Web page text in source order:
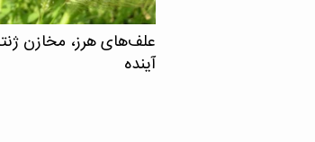
علف‌های هرز، مخازن
آینده